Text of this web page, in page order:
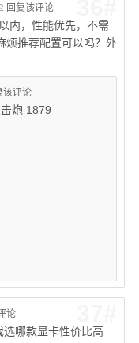
回复该评论
内，性能优先，不需
烦推荐配置可以吗？外
该评论
炮 1879
论
哪款显卡性价比高